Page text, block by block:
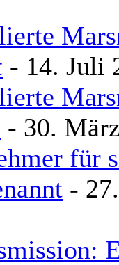
- 14. Juli
- 30.
für
-